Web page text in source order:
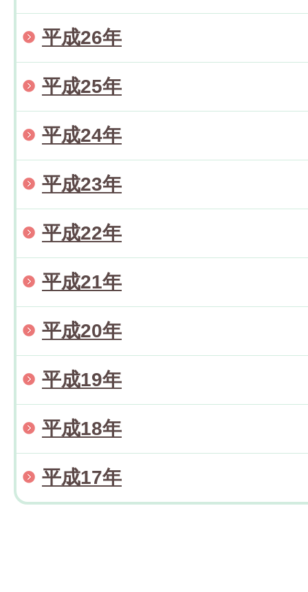
平成26年
平成25年
平成24年
平成23年
平成22年
平成21年
平成20年
平成19年
平成18年
平成17年